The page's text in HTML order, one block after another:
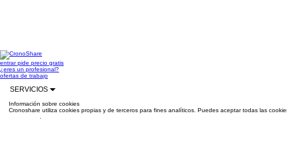
entrarpide precio gratis
¿eres un profesional?
ofertas de trabajo
SERVICIOS
Información sobre cookies
Cronoshare utiliza cookies propias y de terceros para fines analíticos. Puedes aceptar todas las